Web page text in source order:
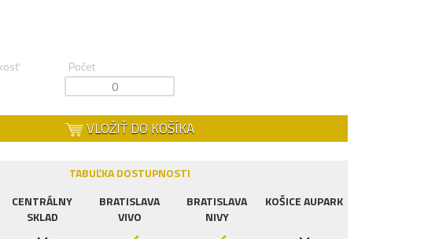
Počet
VLOŽIŤ DO KOŠÍKA
TABUĽKA DOSTUPNOSTI
CENTRÁLNY
SKLAD
BRATISLAVA
VIVO
BRATISLAVA
NIVY
KOŠICE AUPARK